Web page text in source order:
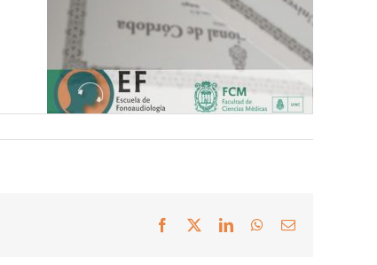
Facebook LinkedInWhatsApp
Correo